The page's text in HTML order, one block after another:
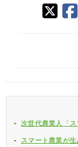
次世代農業人「
スマート農業が